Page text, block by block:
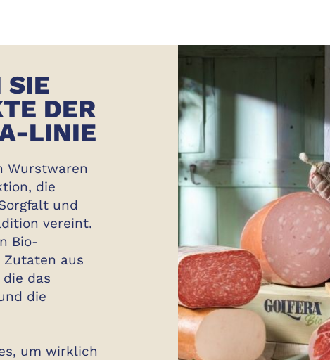
SIE
DER
LINIE
Wurstwaren
die
und
vereint.
Bio-
Zutaten aus
das
die
um wirklich